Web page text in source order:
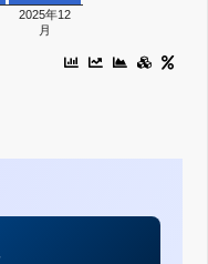
2025年12
月